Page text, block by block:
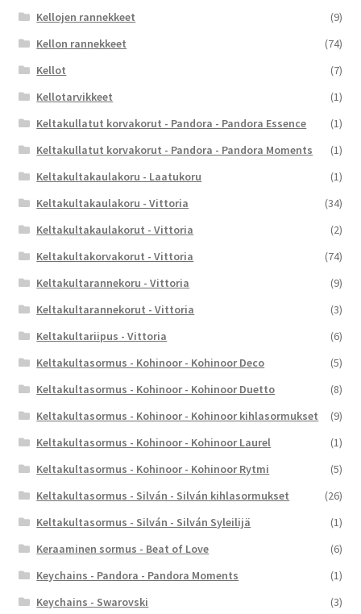
Kellojen rannekkeet
(9)
Kellon rannekkeet
(74)
Kellot
(7)
Kellotarvikkeet
(1)
Keltakullatut korvakorut - Pandora - Pandora Essence
(1)
Keltakullatut korvakorut - Pandora - Pandora Moments
(1)
Keltakultakaulakoru - Laatukoru
(1)
Keltakultakaulakoru - Vittoria
(34)
Keltakultakaulakorut - Vittoria
(2)
Keltakultakorvakorut - Vittoria
(74)
Keltakultarannekoru - Vittoria
(9)
Keltakultarannekorut - Vittoria
(3)
Keltakultariipus - Vittoria
(6)
Keltakultasormus - Kohinoor - Kohinoor Deco
(5)
Keltakultasormus - Kohinoor - Kohinoor Duetto
(8)
Keltakultasormus - Kohinoor - Kohinoor kihlasormukset
(9)
Keltakultasormus - Kohinoor - Kohinoor Laurel
(1)
Keltakultasormus - Kohinoor - Kohinoor Rytmi
(5)
Keltakultasormus - Silván - Silván kihlasormukset
(26)
Keltakultasormus - Silván - Silván Syleilijä
(1)
Keraaminen sormus - Beat of Love
(6)
Keychains - Pandora - Pandora Moments
(1)
Keychains - Swarovski
(3)